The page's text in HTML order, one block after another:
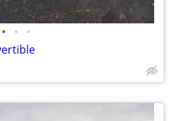
• • •